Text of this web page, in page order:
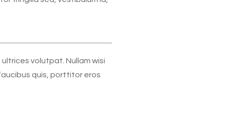
volutpat. Nullam wisi
quis, porttitor eros